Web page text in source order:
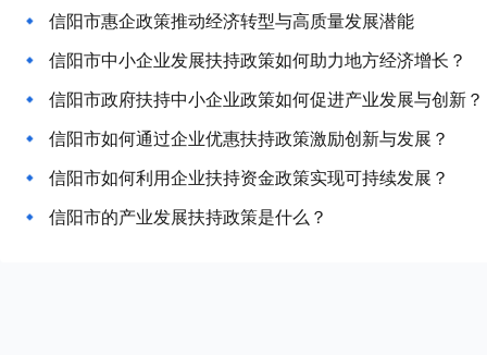
信阳市惠企政策推动经济转型与高质量发展潜能
信阳市中小企业发展扶持政策如何助力地方经济增长？
信阳市政府扶持中小企业政策如何促进产业发展与创新？
信阳市如何通过企业优惠扶持政策激励创新与发展？
信阳市如何利用企业扶持资金政策实现可持续发展？
信阳市的产业发展扶持政策是什么？